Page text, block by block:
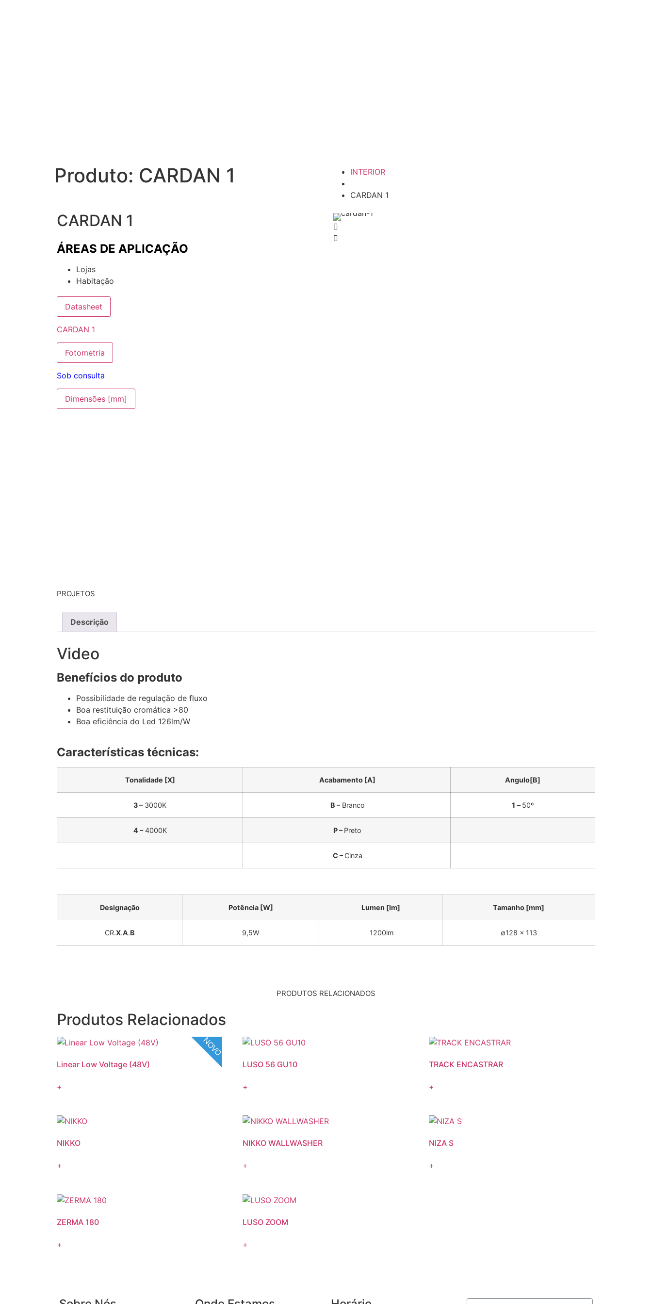
Produto: CARDAN 1 INTERIOR
CARDAN 1
CARDAN 1
ÁREAS DE APLICAÇÃO
Lojas
Habitação
Datasheet
CARDAN 1
Fotometria
Sob consulta
Dimensões [mm]
PROJETOS
Descrição
Video
Benefícios do produto
Possibilidade de regulação de fluxo
Boa restituição cromática >80
Boa eficiência do Led 126lm/W
Características técnicas:
Tonalidade [X] Acabamento [A] Angulo[B]
3 –3000K B –Branco 1 – 50º
4 –4000K P –Preto
C –Cinza
Designação Potência [W] Lumen [lm] Tamanho [mm]
CR.X.A.B 9,5W 1200lm ∅128 x 113
PRODUTOS RELACIONADOS
Produtos Relacionados
NOVO
Linear Low Voltage (48V)
+
LUSO 56 GU10
+
TRACK ENCASTRAR
+
NIKKO
+
NIKKO WALLWASHER
+
NIZA S
+
ZERMA 180
+
LUSO ZOOM
+